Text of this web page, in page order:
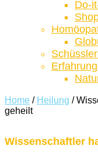
Do-
Home / Heilung /
geheilt
Wissenschaftler